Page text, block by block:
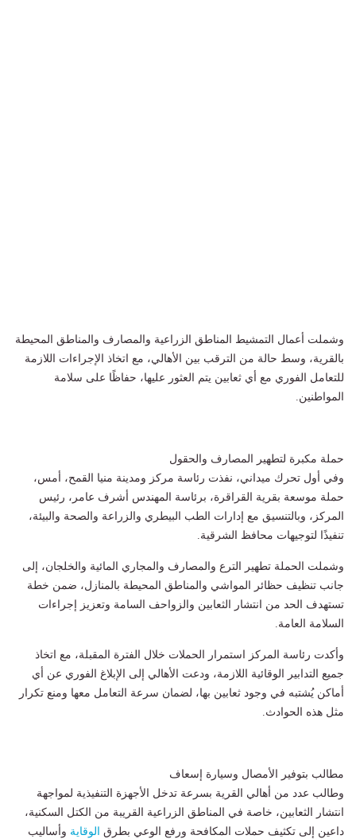
وشملت أعمال التمشيط المناطق الزراعية والمصارف والمناطق المحيطة
بالقرية، وسط حالة من الترقب بين الأهالي، مع اتخاذ الإجراءات اللازمة
للتعامل الفوري مع أي ثعابين يتم العثور عليها، حفاظًا على سلامة
المواطنين.
حملة مكبرة لتطهير المصارف والحقول
وفي أول تحرك ميداني، نفذت رئاسة مركز ومدينة منيا القمح، أمس،
حملة موسعة بقرية القراقرة، برئاسة المهندس أشرف عامر، رئيس
المركز، وبالتنسيق مع إدارات الطب البيطري والزراعة والصحة والبيئة،
تنفيذًا لتوجيهات محافظ الشرقية.
وشملت الحملة تطهير الترع والمصارف والمجاري المائية والخلجان، إلى
جانب تنظيف حظائر المواشي والمناطق المحيطة بالمنازل، ضمن خطة
تستهدف الحد من انتشار الثعابين والزواحف السامة وتعزيز إجراءات
السلامة العامة.
وأكدت رئاسة المركز استمرار الحملات خلال الفترة المقبلة، مع اتخاذ
جميع التدابير الوقائية اللازمة، ودعت الأهالي إلى الإبلاغ الفوري عن أي
أماكن يُشتبه في وجود ثعابين بها، لضمان سرعة التعامل معها ومنع تكرار
مثل هذه الحوادث.
مطالب بتوفير الأمصال وسيارة إسعاف
وطالب عدد من أهالي القرية بسرعة تدخل الأجهزة التنفيذية لمواجهة
انتشار الثعابين، خاصة في المناطق الزراعية القريبة من الكتل السكنية،
داعين إلى تكثيف حملات المكافحة ورفع الوعي بطرق الوقاية وأساليب